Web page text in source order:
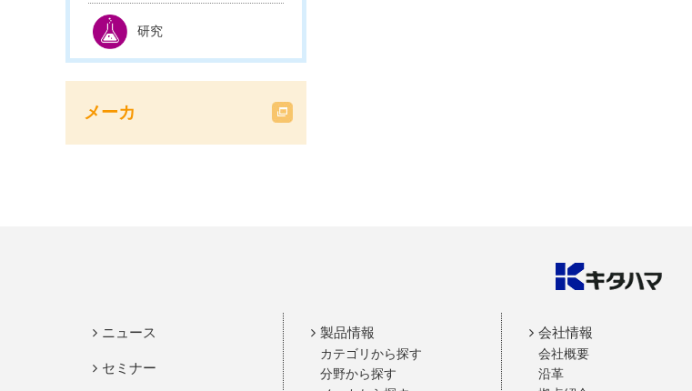
研究
メーカ
ニュース
セミナー
製品情報
カテゴリから探す
分野から探す
会社情報
会社概要
沿革